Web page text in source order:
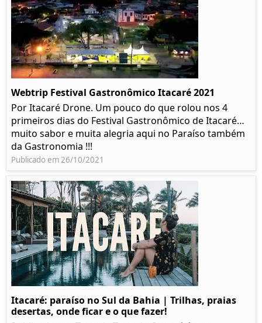
Webtrip Festival Gastronômico Itacaré 2021
Por Itacaré Drone. Um pouco do que rolou nos 4
primeiros dias do Festival Gastronômico de Itacaré…
muito sabor e muita alegria aqui no Paraíso também
da Gastronomia !!!
Publicado em 26/10/2021
Itacaré: paraíso no Sul da Bahia | Trilhas, praias
desertas, onde ficar e o que fazer!